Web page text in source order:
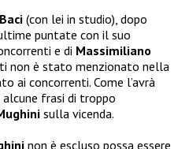
(con lei in studio), dopo
puntate con il suo
e di Massimiliano
non è stato menzionato nella
ai concorrenti. Come l’avrà
frasi di troppo
sulla vicenda.
non è escluso possa essere